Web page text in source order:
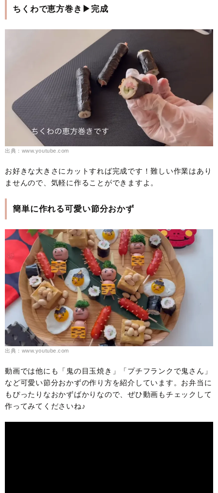
ちくわで恵方巻き▶完成
出典：www.youtube.com
お好きな大きさにカットすれば完成です！難しい作業はあり
ませんので、気軽に作ることができますよ。
簡単に作れる可愛い節分おかず
出典：www.youtube.com
動画では他にも「鬼の目玉焼き」「プチフランクで鬼さん」
など可愛い節分おかずの作り方を紹介しています。お弁当に
もぴったりなおかずばかりなので、ぜひ動画もチェックして
作ってみてくださいね♪